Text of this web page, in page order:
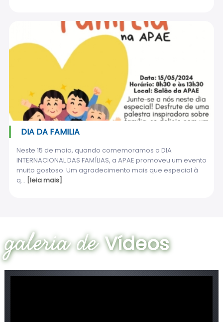
DIA DA FAMILIA
Neste 15 de maio, quando comemoramos o DIA
INTERNACIONAL DAS FAMÍLIAS, a APAE promoveu um evento
muito gostoso. Um agradecimento mais que especial à
q... [leia mais]
galeria deVídeos